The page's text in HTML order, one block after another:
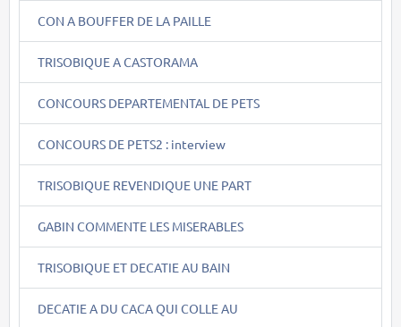
CON A BOUFFER DE LA PAILLE
TRISOBIQUE A CASTORAMA
CONCOURS DEPARTEMENTAL DE PETS
CONCOURS DE PETS2 : interview
TRISOBIQUE REVENDIQUE UNE PART
GABIN COMMENTE LES MISERABLES
TRISOBIQUE ET DECATIE AU BAIN
DECATIE A DU CACA QUI COLLE AU